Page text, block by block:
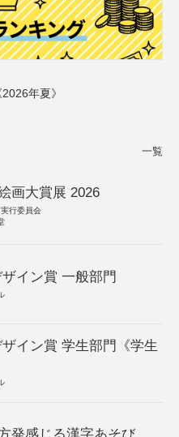
年夏》
一覧
画大賞展 2026
行委員会
イン賞 一般部門
イン賞 学生部門《学生